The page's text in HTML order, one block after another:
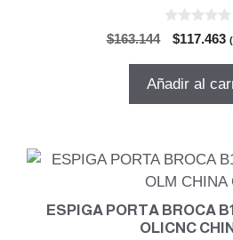
$163.144
El
original
$117.463
Añadir al
ESPIGA PORTA BROCA
OLICNC